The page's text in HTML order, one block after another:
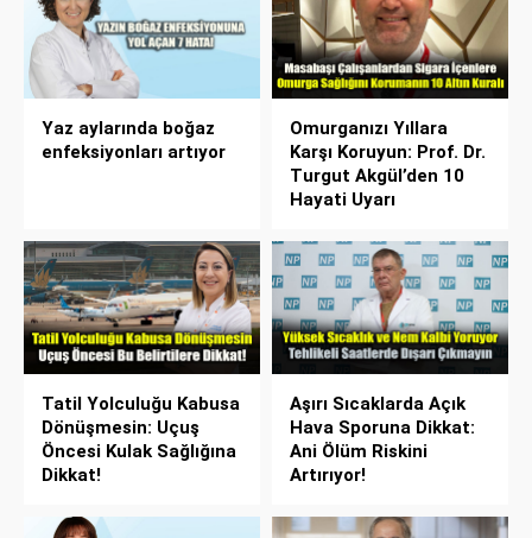
Yaz aylarında boğaz
enfeksiyonları artıyor
Omurganızı Yıllara
Karşı Koruyun: Prof. Dr.
Turgut Akgül’den 10
Hayati Uyarı
Tatil Yolculuğu Kabusa
Dönüşmesin: Uçuş
Öncesi Kulak Sağlığına
Dikkat!
Aşırı Sıcaklarda Açık
Hava Sporuna Dikkat:
Ani Ölüm Riskini
Artırıyor!